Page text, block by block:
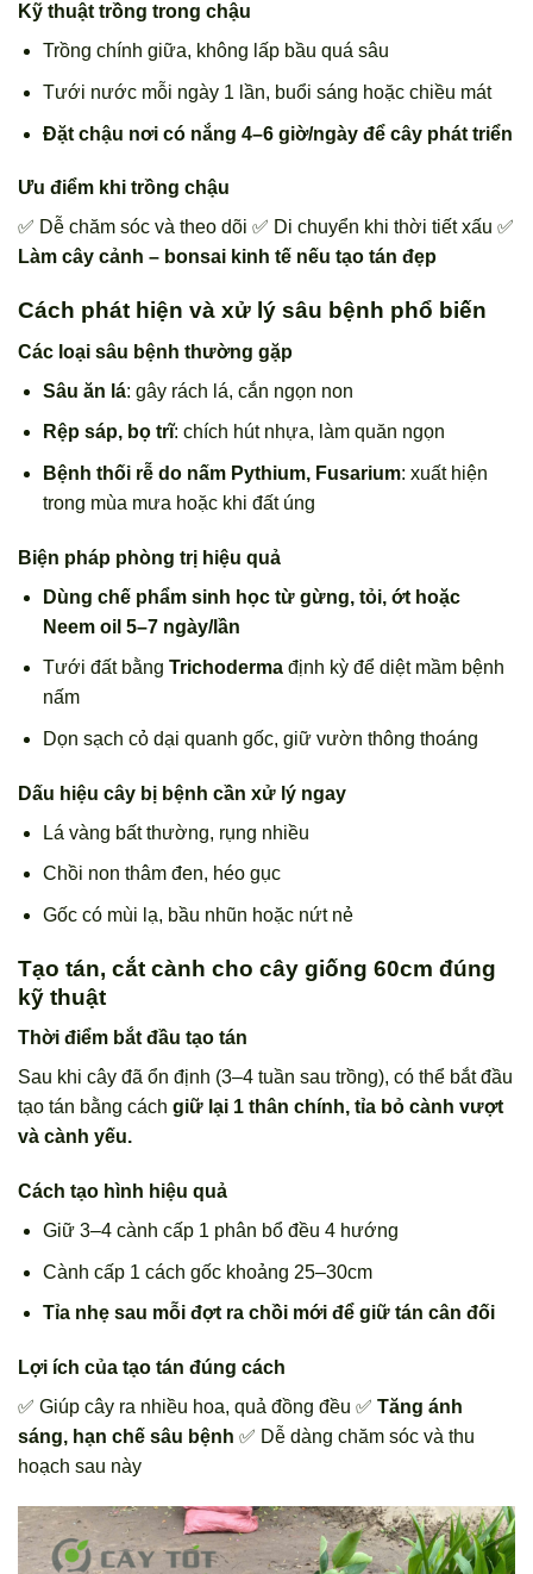
Kỹ thuật trồng trong chậu
Trồng chính giữa, không lấp bầu quá sâu
Tưới nước mỗi ngày 1 lần, buổi sáng hoặc chiều mát
Đặt chậu nơi có nắng 4–6 giờ/ngày để cây phát triển
Ưu điểm khi trồng chậu
✅ Dễ chăm sóc và theo dõi ✅ Di chuyển khi thời tiết xấu ✅
Làm cây cảnh – bonsai kinh tế nếu tạo tán đẹp
Cách phát hiện và xử lý sâu bệnh phổ biến
Các loại sâu bệnh thường gặp
Sâu ăn lá: gây rách lá, cắn ngọn non
Rệp sáp, bọ trĩ: chích hút nhựa, làm quăn ngọn
Bệnh thối rễ do nấm Pythium, Fusarium: xuất hiện
trong mùa mưa hoặc khi đất úng
Biện pháp phòng trị hiệu quả
Dùng chế phẩm sinh học từ gừng, tỏi, ớt hoặc
Neem oil 5–7 ngày/lần
Tưới đất bằng Trichodermađịnh kỳ để diệt mầm bệnh
nấm
Dọn sạch cỏ dại quanh gốc, giữ vườn thông thoáng
Dấu hiệu cây bị bệnh cần xử lý ngay
Lá vàng bất thường, rụng nhiều
Chồi non thâm đen, héo gục
Gốc có mùi lạ, bầu nhũn hoặc nứt nẻ
Tạo tán, cắt cành cho cây giống 60cm đúng
kỹ thuật
Thời điểm bắt đầu tạo tán
Sau khi cây đã ổn định (3–4 tuần sau trồng), có thể bắt đầu
tạo tán bằng cách giữ lại 1 thân chính, tỉa bỏ cành vượt
và cành yếu.
Cách tạo hình hiệu quả
Giữ 3–4 cành cấp 1 phân bổ đều 4 hướng
Cành cấp 1 cách gốc khoảng 25–30cm
Tỉa nhẹ sau mỗi đợt ra chồi mới để giữ tán cân đối
Lợi ích của tạo tán đúng cách
✅ Giúp cây ra nhiều hoa, quả đồng đều ✅ Tăng ánh
sáng, hạn chế sâu bệnh ✅ Dễ dàng chăm sóc và thu
hoạch sau này